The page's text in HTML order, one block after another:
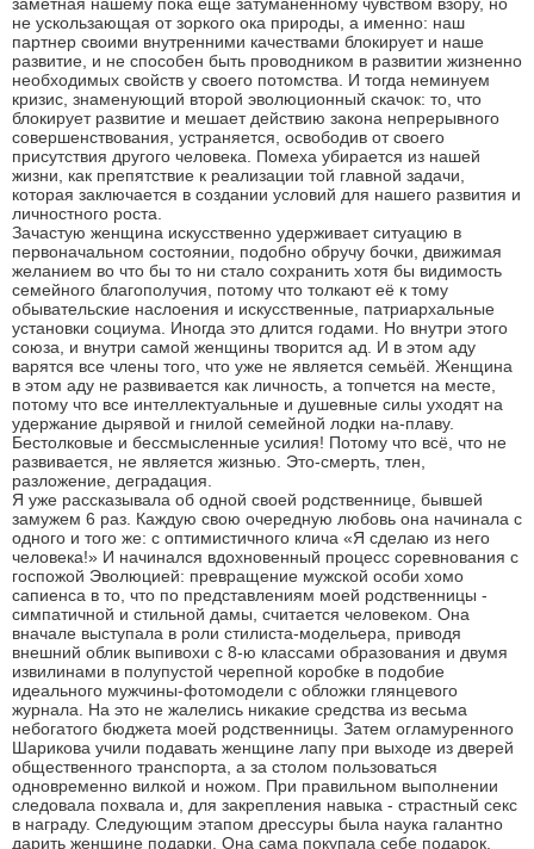
заметная нашему пока еще затуманенному чувством взору, но
не ускользающая от зоркого ока природы, а именно: наш
партнер своими внутренними качествами блокирует и наше
развитие, и не способен быть проводником в развитии жизненно
необходимых свойств у своего потомства. И тогда неминуем
кризис, знаменующий второй эволюционный скачок: то, что
блокирует развитие и мешает действию закона непрерывного
совершенствования, устраняется, освободив от своего
присутствия другого человека. Помеха убирается из нашей
жизни, как препятствие к реализации той главной задачи,
которая заключается в создании условий для нашего развития и
личностного роста.
Зачастую женщина искусственно удерживает ситуацию в
первоначальном состоянии, подобно обручу бочки, движимая
желанием во что бы то ни стало сохранить хотя бы видимость
семейного благополучия, потому что толкают её к тому
обывательские наслоения и искусственные, патриархальные
установки социума. Иногда это длится годами. Но внутри этого
союза, и внутри самой женщины творится ад. И в этом аду
варятся все члены того, что уже не является семьёй. Женщина
в этом аду не развивается как личность, а топчется на месте,
потому что все интеллектуальные и душевные силы уходят на
удержание дырявой и гнилой семейной лодки на-плаву.
Бестолковые и бессмысленные усилия! Потому что всё, что не
развивается, не является жизнью. Это-смерть, тлен,
разложение, деградация.
Я уже рассказывала об одной своей родственнице, бывшей
замужем 6 раз. Каждую свою очередную любовь она начинала с
одного и того же: с оптимистичного клича «Я сделаю из него
человека!» И начинался вдохновенный процесс соревнования с
госпожой Эволюцией: превращение мужской особи хомо
сапиенса в то, что по представлениям моей родственницы -
симпатичной и стильной дамы, считается человеком. Она
вначале выступала в роли стилиста-модельера, приводя
внешний облик выпивохи с 8-ю классами образования и двумя
извилинами в полупустой черепной коробке в подобие
идеального мужчины-фотомодели с обложки глянцевого
журнала. На это не жалелись никакие средства из весьма
небогатого бюджета моей родственницы. Затем огламуренного
Шарикова учили подавать женщине лапу при выходе из дверей
общественного транспорта, а за столом пользоваться
одновременно вилкой и ножом. При правильном выполнении
следовала похвала и, для закрепления навыка - страстный секс
в награду. Следующим этапом дрессуры была наука галантно
дарить женщине подарки. Она сама покупала себе подарок,